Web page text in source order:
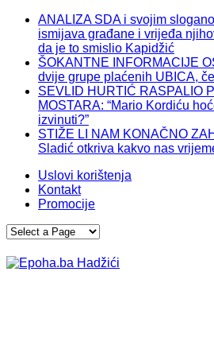
ANALIZA SDA i svojim
ismijava građane i vrijeđa
da je to smislio Kapidžić
ŠOKANTNE INFORMACIJE
dvije grupe plaćenih UBICA,
SEVLID HURTIĆ RASPALIO
MOSTARA: “Mario Kordiću
izvinuti?”
STIŽE LI NAM KONAČNO
Sladić otkriva kakvo nas
Uslovi korištenja
Kontakt
Promocije